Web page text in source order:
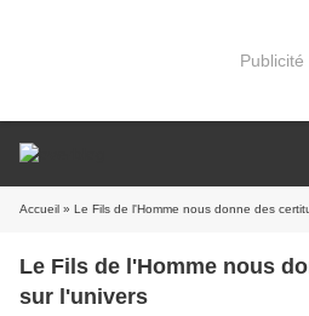
Publicité
Accueil » Le Fils de l'Homme nous donne des
Le Fils de l'Homme nous
sur l'univers